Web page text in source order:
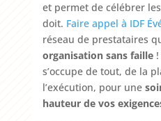
et permet de célébrer
doit. Faire appel à IDF
réseau de prestataires
organisation sans faille!
s’occupe de tout, de la
l’exécution, pour une
hauteur de vos